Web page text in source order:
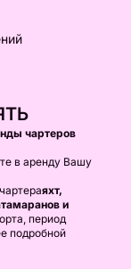
чартеров
в аренду Вашу
яхт,
и
период
подробной